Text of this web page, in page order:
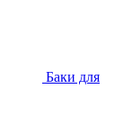
Баки для